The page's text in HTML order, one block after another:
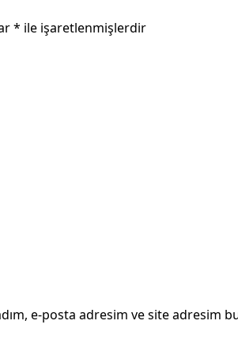
* ile işaretlenmişlerdir
e-posta adresim ve site adresim